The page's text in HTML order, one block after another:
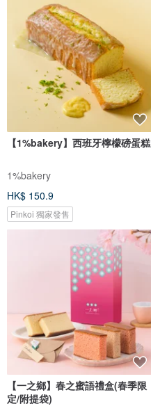
【1%bakery】西班牙檸檬磅蛋糕
1%bakery
HK$ 150.9
Pinkoi 獨家發售
【一之鄉】春之蜜語禮盒(春季限
定/附提袋)